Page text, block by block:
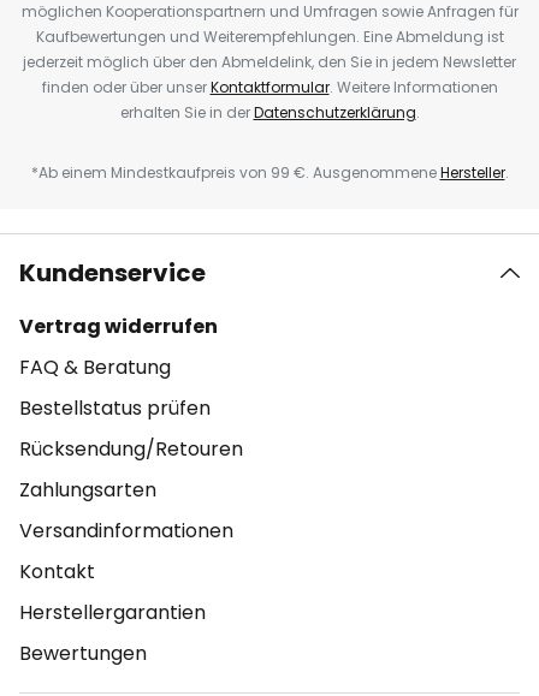
möglichen Kooperationspartnern und Umfragen sowie Anfragen für
Kaufbewertungen und Weiterempfehlungen. Eine Abmeldung ist
jederzeit möglich über den Abmeldelink, den Sie in jedem Newsletter
finden oder über unserKontaktformular. Weitere Informationen
erhalten Sie in derDatenschutzerklärung.
*Ab einem Mindestkaufpreis von 99 €. AusgenommeneHersteller.
Kundenservice
Vertrag widerrufen
FAQ & Beratung
Bestellstatus prüfen
Rücksendung/Retouren
Zahlungsarten
Versandinformationen
Kontakt
Herstellergarantien
Bewertungen